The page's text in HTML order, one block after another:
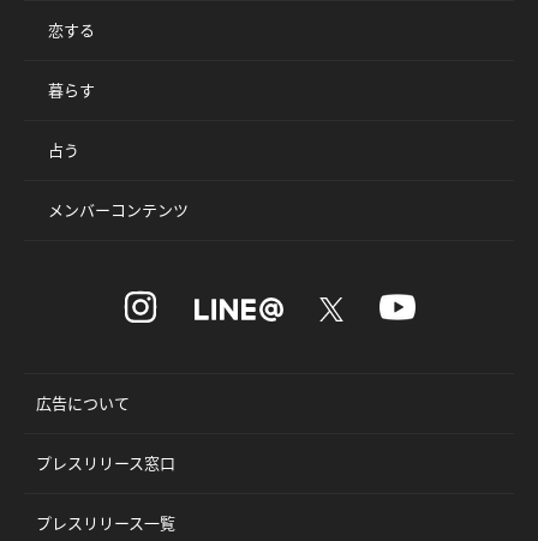
恋する
暮らす
占う
メンバーコンテンツ
広告について
プレスリリース窓口
プレスリリース一覧